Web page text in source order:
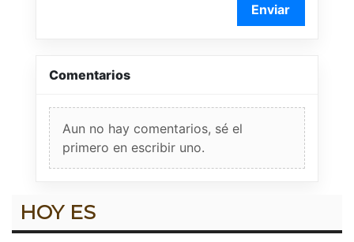
Enviar
Comentarios
Aun no hay comentarios, sé el
primero en escribir uno.
HOY ES